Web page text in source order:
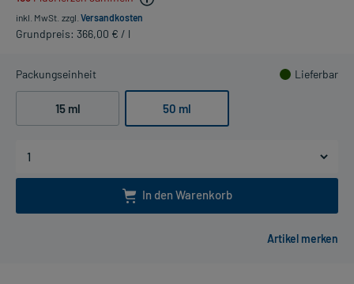
inkl. MwSt. zzgl. Versandkosten
Grundpreis: 366,00 € / l
Packungseinheit Lieferbar
15 ml 50 ml
In den Warenkorb